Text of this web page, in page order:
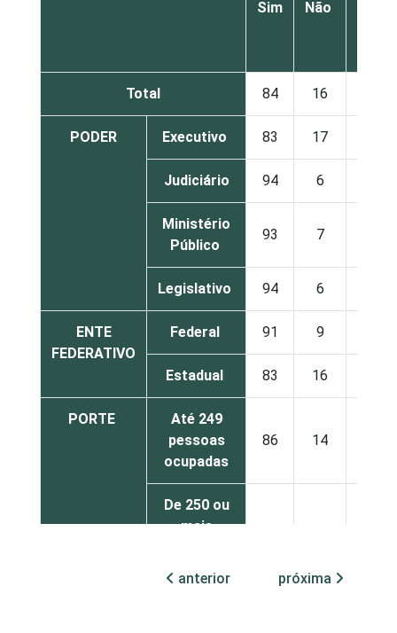
Sim Não
Total 84 16
PODER Executivo 83 17
Judiciário 94 6
Ministério
Público
93 7
Legislativo 94 6
ENTE
FEDERATIVO
Federal 91 9
Estadual 83 16
PORTE
Até 249
pessoas
ocupadas
86 14
De 250 ou
mais
ocupadas
anterior próxima